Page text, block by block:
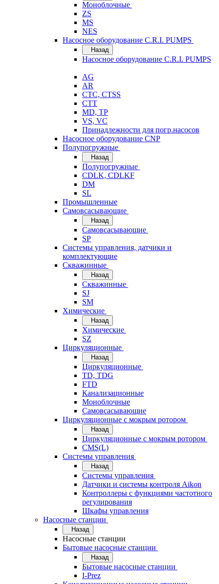
Моноблочные
ZS
MS
NES
Насосное оборудование C.R.I. PUMPS
Назад
Насосное оборудование C.R.I. PUMPS
AG
AR
CTC, CTSS
CTT
MD, TP
VS, VC
Принадлежности для погр.насосов
Насосное оборудование CNP
Полупогружные
Назад
Полупогружные
CDLK, CDLKF
DM
SL
Промышленные
Самовсасывающие
Назад
Самовсасывающие
SP
Системы управления, датчики и
комплектующие
Скважинные
Назад
Скважинные
SJ
SM
Химические
Назад
Химические
SZ
Циркуляционные
Назад
Циркуляционные
TD, TDG
FTD
Канализационные
Моноблочные
Самовсасывающие
Циркуляционные с мокрым ротором
Назад
Циркуляционные с мокрым ротором
CMS(L)
Системы управления
Назад
Системы управления
Датчики и системы контроля Aikon
Контроллеры с функциями частотного
регулирования
Шкафы управления
Насосные станции
Назад
Насосные станции
Бытовые насосные станции
Назад
Бытовые насосные станции
I-Prez